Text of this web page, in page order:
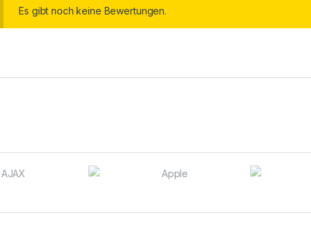
Es gibt noch keine Bewertungen.